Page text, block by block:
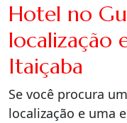
Hotel no
localização
Itaiçaba
Se você procura
localização e uma